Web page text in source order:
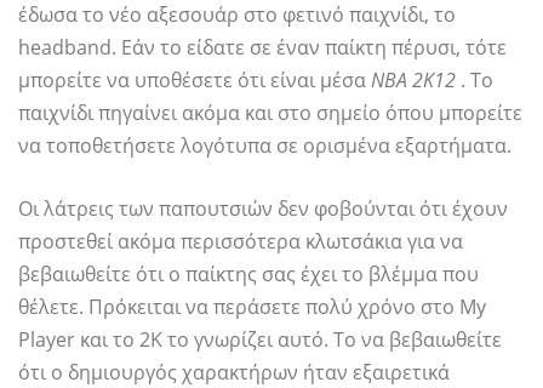
έδωσα το νέο αξεσουάρ στο φετινό παιχνίδι, το
headband. Εάν το είδατε σε έναν παίκτη πέρυσι, τότε
μπορείτε να υποθέσετε ότι είναι μέσαΝΒΑ 2Κ12 . Το
παιχνίδι πηγαίνει ακόμα και στο σημείο όπου μπορείτε
να τοποθετήσετε λογότυπα σε ορισμένα εξαρτήματα.
Οι λάτρεις των παπουτσιών δεν φοβούνται ότι έχουν
προστεθεί ακόμα περισσότερα κλωτσάκια για να
βεβαιωθείτε ότι ο παίκτης σας έχει το βλέμμα που
θέλετε. Πρόκειται να περάσετε πολύ χρόνο στο My
Player και το 2K το γνωρίζει αυτό. Το να βεβαιωθείτε
ότι ο δημιουργός χαρακτήρων ήταν εξαιρετικά